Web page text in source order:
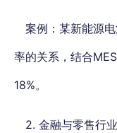
案例：某新能源
率的关系，结合
18%。
2. 金融与零售行业